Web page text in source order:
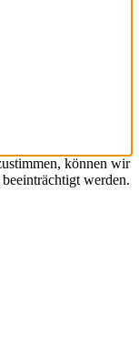
können wir
werden.